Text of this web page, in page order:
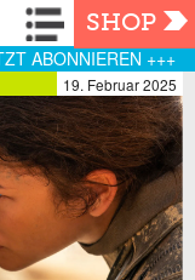
Navigation
SHOP
ABONNIEREN +++
19. Februar 2025